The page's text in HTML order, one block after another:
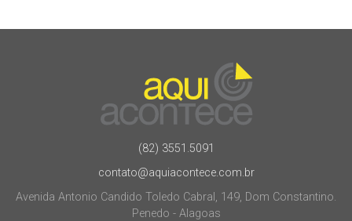
(82) 3551.5091
contato@aquiacontece.com.br
Avenida Antonio Candido Toledo Cabral, 149, Dom Constantino.
Penedo - Alagoas